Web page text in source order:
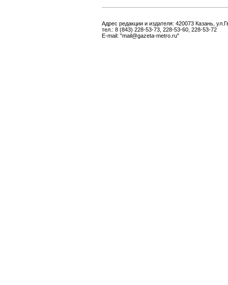
Адрес редакции и издателя: 420073 Казань,
тел.: 8 (843) 228-53-73, 228-53-60, 228-53-72
E-mail: "mail@gazeta-metro.ru"